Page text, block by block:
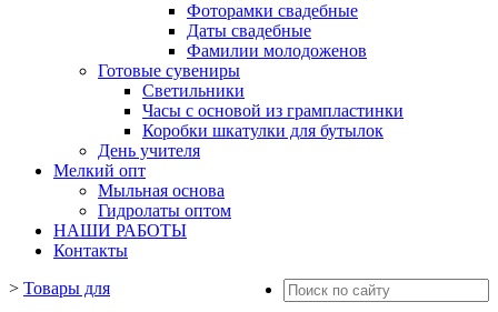
Фоторамки свадебные
Даты свадебные
Фамилии молодоженов
Готовые сувениры
Светильники
Часы с основой из грампластинки
Коробки шкатулки для бутылок
День учителя
Мелкий опт
Мыльная основа
Гидролаты оптом
НАШИ РАБОТЫ
Контакты
> Товары для